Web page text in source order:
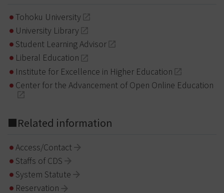
Tohoku University
University Library
Student Learning Advisor
Liberal Education
Institute for Excellence in Higher Education
Center for the Advancement of Open Online Education
■Related information
Access/Contact
Staffs of CDS
System Statute
Reservation